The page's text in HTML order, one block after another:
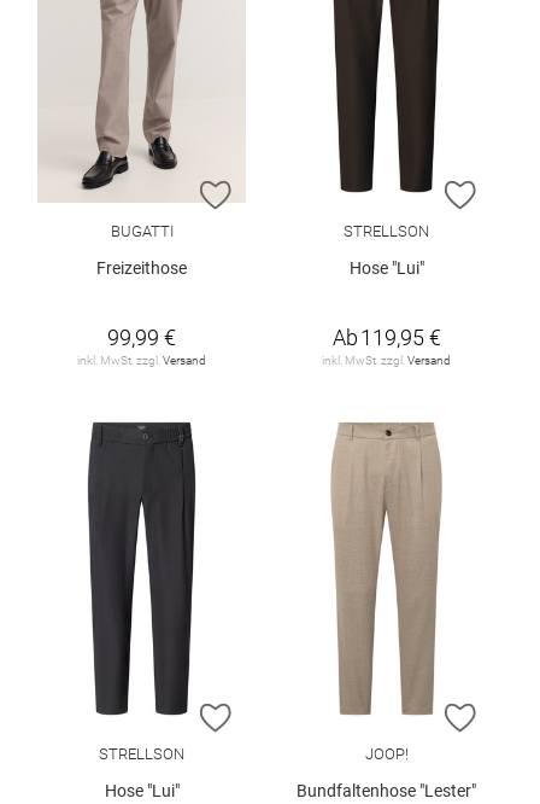
ZUR WUNSCHLISTE HINZUFÜGEN
BUGATTI
Freizeithose
99,99 €
inkl. MwSt. zzgl. Versand
ZUR
STRELLSON
Hose "Lui"
Ab119,95 €
inkl. MwSt. zzgl. Versand
ZUR WUNSCHLISTE HINZUFÜGEN
STRELLSON
Hose "Lui"
ZUR
JOOP!
Bundfaltenhose "Lester"